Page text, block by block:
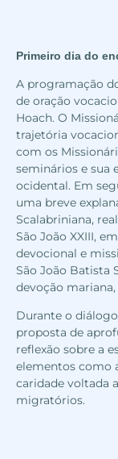
Primeiro dia do
A programação
de oração
Hoach. O
trajetória
com os
seminários e sua
ocidental. Em
uma breve
Scalabriniana,
São João XXIII,
devocional e
São João Batista
devoção
Durante o
proposta de
reflexão sobre a
elementos como
caridade voltada
migratórios.